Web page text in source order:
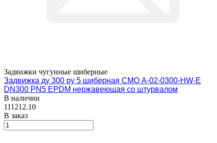
Задвижки чугунные шиберные
Задвижка ду 300 ру 5 шиберная СМО A-02-0300-HW-E
DN300 PN5 EPDM нержавеющая со штурвалом
В наличии
111212.10
В заказ